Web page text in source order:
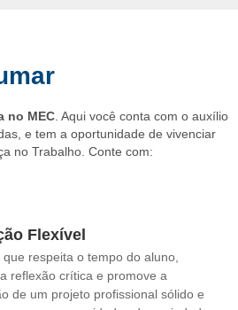
no MEC . Aqui você conta com o auxílio
e tem a oportunidade de vivenciar
no Trabalho. Conte com:
Flexível
respeita o tempo do aluno,
reflexão crítica e promove a
de um projeto profissional sólido e